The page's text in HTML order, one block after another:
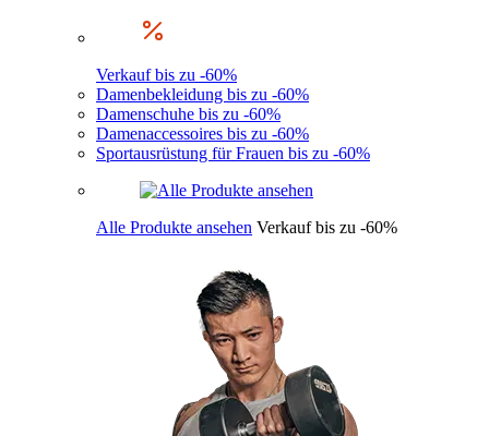
Verkauf bis zu -60%
Damenbekleidung bis zu -60%
Damenschuhe bis zu -60%
Damenaccessoires bis zu -60%
Sportausrüstung für Frauen bis zu -60%
Alle Produkte ansehen Verkauf bis zu -60%